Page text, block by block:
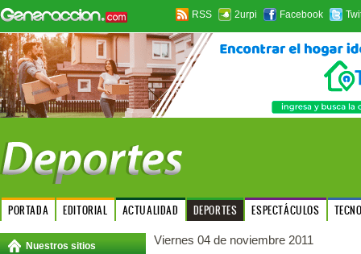
RSS 2urpi Facebook
PORTADA EDITORIAL ACTUALIDAD DEPORTES ESPECTÁCULOS
Nuestros sitios Viernes 04 de noviembre 2011